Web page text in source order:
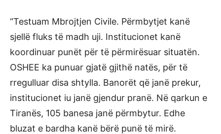
“Testuam Mbrojtjen Civile. Përmbytjet kanë
sjellë fluks të madh uji. Institucionet kanë
koordinuar punët për të përmirësuar situatën.
OSHEE ka punuar gjatë gjithë natës, për të
rregulluar disa shtylla. Banorët që janë prekur,
institucionet iu janë gjendur pranë. Në qarkun e
Tiranës, 105 banesa janë përmbytur. Edhe
bluzat e bardha kanë bërë punë të mirë.